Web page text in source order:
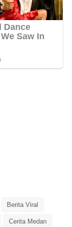
Berita Viral
Cerita Medan